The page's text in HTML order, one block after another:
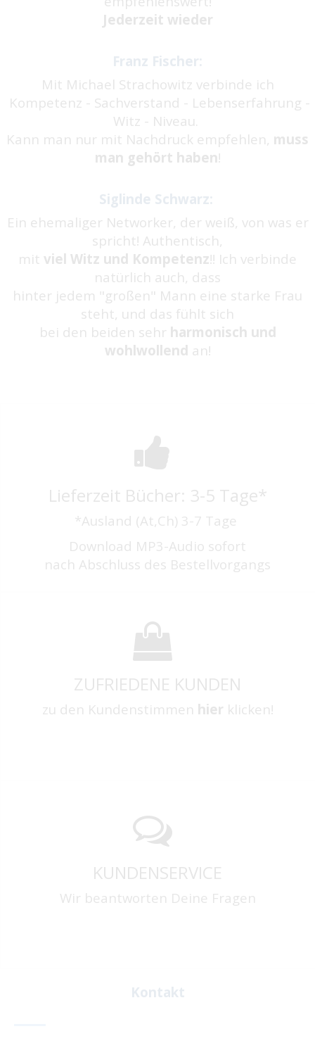
Jederzeit wieder
Franz Fischer:
Mit Michael Strachowitz verbinde ich
Kompetenz - Sachverstand - Lebenserfahrung -
Witz - Niveau.
Kann man nur mit Nachdruck empfehlen, muss
man gehört haben!
Siglinde Schwarz:
Ein ehemaliger Networker, der weiß, von was er
spricht! Authentisch,
mit viel Witz und Kompetenz!! Ich verbinde
natürlich auch, dass
hinter jedem "großen" Mann eine starke Frau
steht, und das fühlt sich
bei den beiden sehr harmonisch und
wohlwollend an!
Lieferzeit Bücher: 3-5 Tage*
*Ausland (At,Ch) 3-7 Tage
Download MP3-Audio sofort
nach Abschluss des Bestellvorgangs
ZUFRIEDENE KUNDEN
zu den Kundenstimmen hier klicken!
KUNDENSERVICE
Wir beantworten Deine Fragen
Kontakt